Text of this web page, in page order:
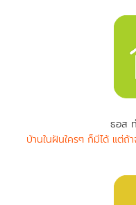
ธอส
บ้านในฝันใครๆ ก็มีได้ แต่ถ้